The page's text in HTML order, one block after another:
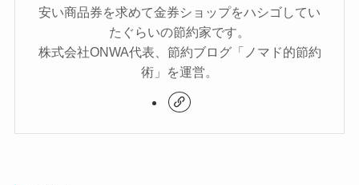
安い商品券を求めて金券ショップをハシゴしてい
たぐらいの節約家です。
株式会社ONWA代表、節約ブログ「ノマド的節約
術」を運営。